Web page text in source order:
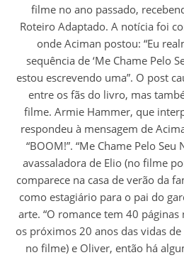
filme no ano passado,
Roteiro Adaptado. A notícia foi
onde Aciman postou: “Eu
sequência de ‘Me Chame Pelo
estou escrevendo uma”. O post
entre os fãs do livro, mas
filme. Armie Hammer, que
respondeu à mensagem de
“BOOM!”. “Me Chame Pelo
avassaladora de Elio (no filme
comparece na casa de verão da
como estagiário para o pai do
arte. “O romance tem 40
os próximos 20 anos das vidas
no filme) e Oliver, então há